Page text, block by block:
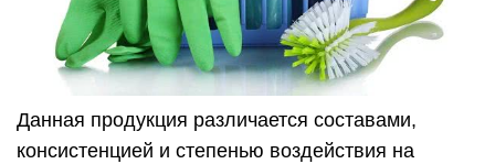
Данная продукция различается составами,
консистенцией и степенью воздействия на